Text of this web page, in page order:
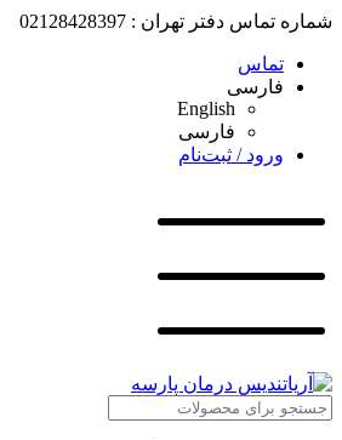
شماره تماس دفتر تهران : 02128428397
تماس
فارسی
English
فارسی
ورود / ثبت‌نام